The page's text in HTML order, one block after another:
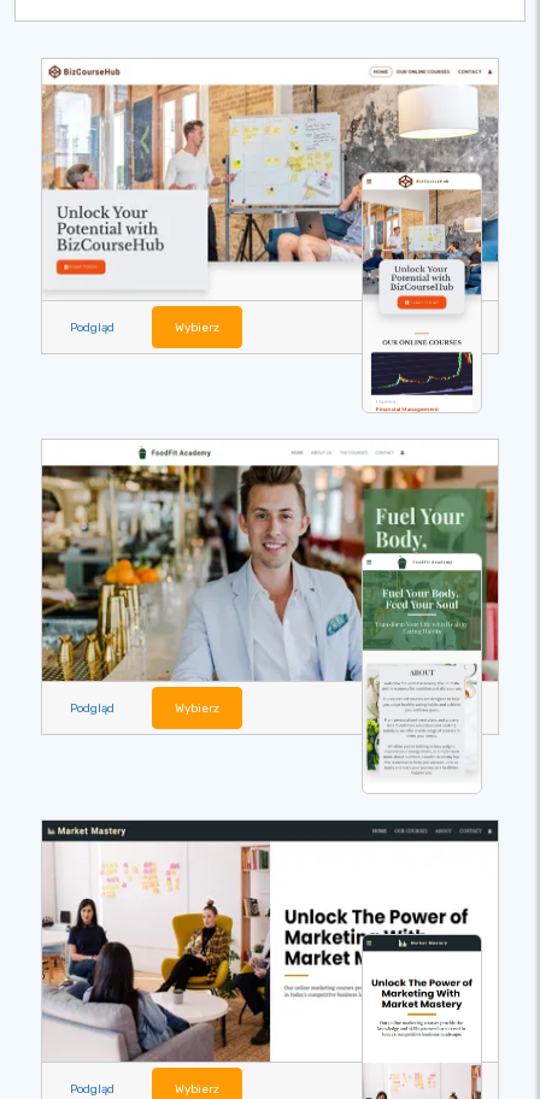
Podgląd Wybierz
Podgląd Wybierz
Podgląd Wybierz